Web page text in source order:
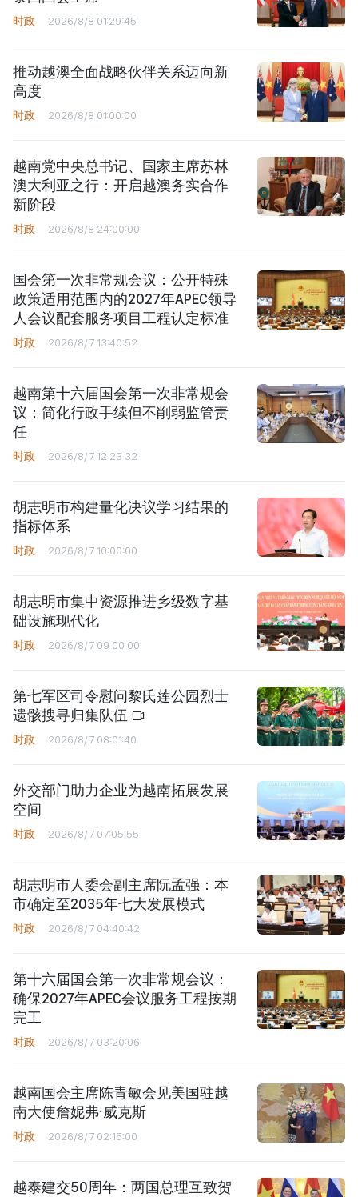
时政 2026/8/8 01:29:45
推动越澳全面战略伙伴关系迈向新
高度
时政 2026/8/8 01:00:00
越南党中央总书记、国家主席苏林
澳大利亚之行：开启越澳务实合作
新阶段
时政 2026/8/8 24:00:00
国会第一次非常规会议：公开特殊
政策适用范围内的2027年APEC领导
人会议配套服务项目工程认定标准
时政 2026/8/7 13:40:52
越南第十六届国会第一次非常规会
议：简化行政手续但不削弱监管责
任
时政 2026/8/7 12:23:32
胡志明市构建量化决议学习结果的
指标体系
时政 2026/8/7 10:00:00
胡志明市集中资源推进乡级数字基
础设施现代化
时政 2026/8/7 09:00:00
第七军区司令慰问黎氏莲公园烈士
遗骸搜寻归集队伍
时政 2026/8/7 08:01:40
外交部门助力企业为越南拓展发展
空间
时政 2026/8/7 07:05:55
胡志明市人委会副主席阮孟强：本
市确定至2035年七大发展模式
时政 2026/8/7 04:40:42
第十六届国会第一次非常规会议：
确保2027年APEC会议服务工程按期
完工
时政 2026/8/7 03:20:06
越南国会主席陈青敏会见美国驻越
南大使詹妮弗·威克斯
时政 2026/8/7 02:15:00
越泰建交50周年：两国总理互致贺